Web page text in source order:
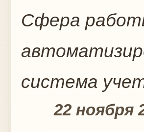
Сфера
система
22 ноября